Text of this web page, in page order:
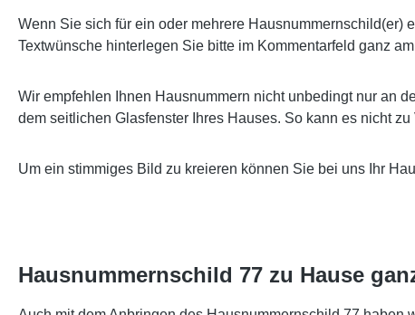
Wenn Sie sich für ein oder mehrere
Textwünsche hinterlegen Sie bitte im Kommentarfeld ganz
Wir empfehlen Ihnen Hausnummern nicht unbedingt nur an
dem seitlichen Glasfenster Ihres Hauses. So kann es nicht
Um ein stimmiges Bild zu kreieren können Sie bei uns Ihr
Hausnummernschild 77 zu Hause